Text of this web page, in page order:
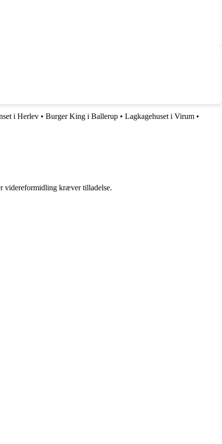
i Herlev • Burger King i Ballerup • Lagkagehuset i Virum •
videreformidling kræver tilladelse.